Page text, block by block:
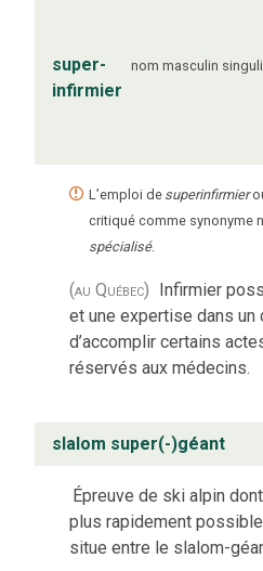
super-
infirmier
nom masculin
L’emploi de superinfirmier
critiqué comme synonyme
spécialisé.
(au Québec) Infirmier
et une expertise dans
d’accomplir certains
réservés aux médecins.
slalom super(-)géant
Épreuve de ski alpin
plus rapidement
situe entre le slalom-